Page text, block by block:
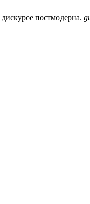
постмодерна.